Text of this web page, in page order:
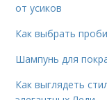
от усиков
Как выбрать
Шампунь для
Как выглядеть